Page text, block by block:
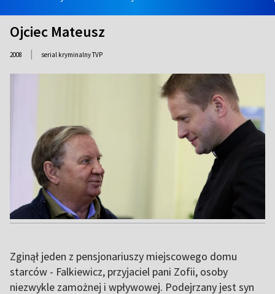
Ojciec Mateusz
2008 | serial kryminalny TVP
Zginął jeden z pensjonariuszy miejscowego domu
starców - Falkiewicz, przyjaciel pani Zofii, osoby
niezwykle zamożnej i wpływowej. Podejrzany jest syn